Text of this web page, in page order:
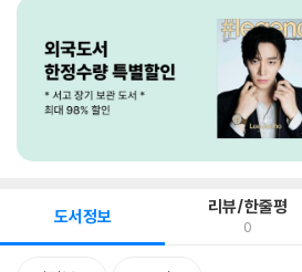
도서정보 리뷰/한줄평
0